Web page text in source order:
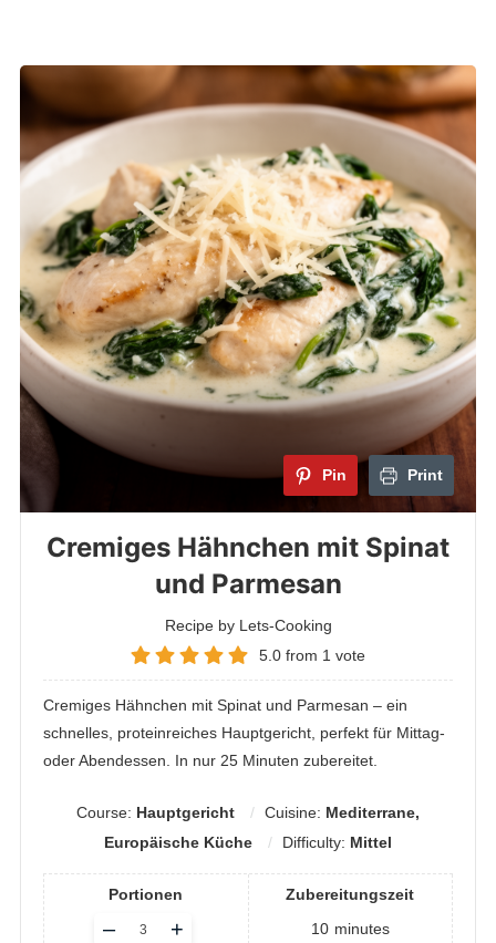
Pin Print
Cremiges Hähnchen mit Spinat
und Parmesan
Recipe by Lets-Cooking
5.0 from 1 vote
Cremiges Hähnchen mit Spinat und Parmesan – ein
schnelles, proteinreiches Hauptgericht, perfekt für Mittag-
oder Abendessen. In nur 25 Minuten zubereitet.
Course: Hauptgericht Cuisine: Mediterrane,
Europäische Küche
Difficulty: Mittel
Portionen
Adjust
+
–
Zubereitungszeit
10 minutes